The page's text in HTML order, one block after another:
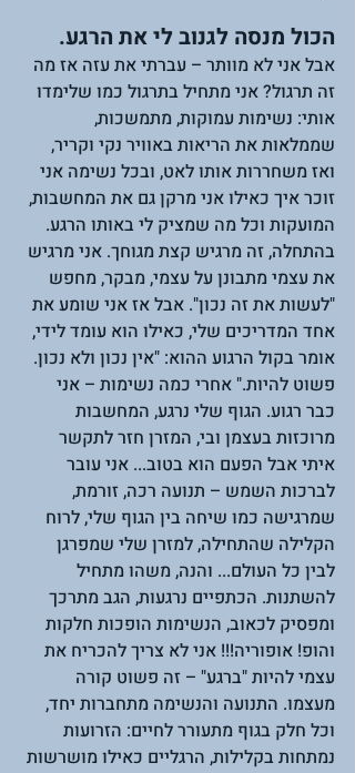
הכול מנסה לגנוב לי את הרגע.
אבל אני לא מוותר – עברתי את עזה אז מה
זה תרגול? אני מתחיל בתרגול כמו שלימדו
אותי: נשימות עמוקות, מתמשכות,
שממלאות את הריאות באוויר נקי וקריר,
ואז משחררות אותו לאט, ובכל נשימה אני
זוכר איך כאילו אני מרקן גם את המחשבות,
המועקות וכל מה שמציק לי באותו הרגע.
בהתחלה, זה מרגיש קצת מגוחך. אני מרגיש
את עצמי מתבונן על עצמי, מבקר, מחפש
"לעשות את זה נכון". אבל אז אני שומע את
אחד המדריכים שלי, כאילו הוא עומד לידי,
אומר בקול הרגוע ההוא: "אין נכון ולא נכון.
פשוט להיות." אחרי כמה נשימות – אני
כבר רגוע. הגוף שלי נרגע, המחשבות
מרוכזות בעצמן ובי, המזרן חזר לתקשר
איתי אבל הפעם הוא בטוב... אני עובר
לברכות השמש – תנועה רכה, זורמת,
שמרגישה כמו שיחה בין הגוף שלי, לרוח
הקלילה שהתחילה, למזרן שלי שמפרגן
לבין כל העולם... והנה, משהו מתחיל
להשתנות. הכתפיים נרגעות, הגב מתרכך
ומפסיק לכאוב, הנשימות הופכות חלקות
והופ! אופוריה!!! אני לא צריך להכריח את
עצמי להיות "ברגע" – זה פשוט קורה
מעצמו. התנועה והנשימה מתחברות יחד,
וכל חלק בגוף מתעורר לחיים: הזרועות
נמתחות בקלילות, הרגליים כאילו מושרשות